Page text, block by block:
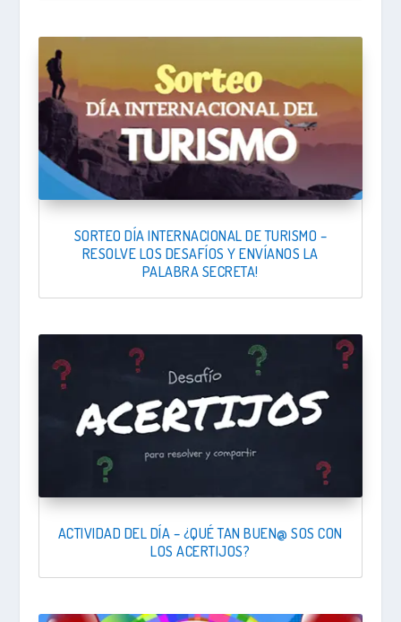
SORTEO DÍA INTERNACIONAL DE TURISMO –
RESOLVE LOS DESAFÍOS Y ENVÍANOS LA
PALABRA SECRETA!
ACTIVIDAD DEL DÍA – ¿QUÉ TAN BUEN@ SOS CON
LOS ACERTIJOS?